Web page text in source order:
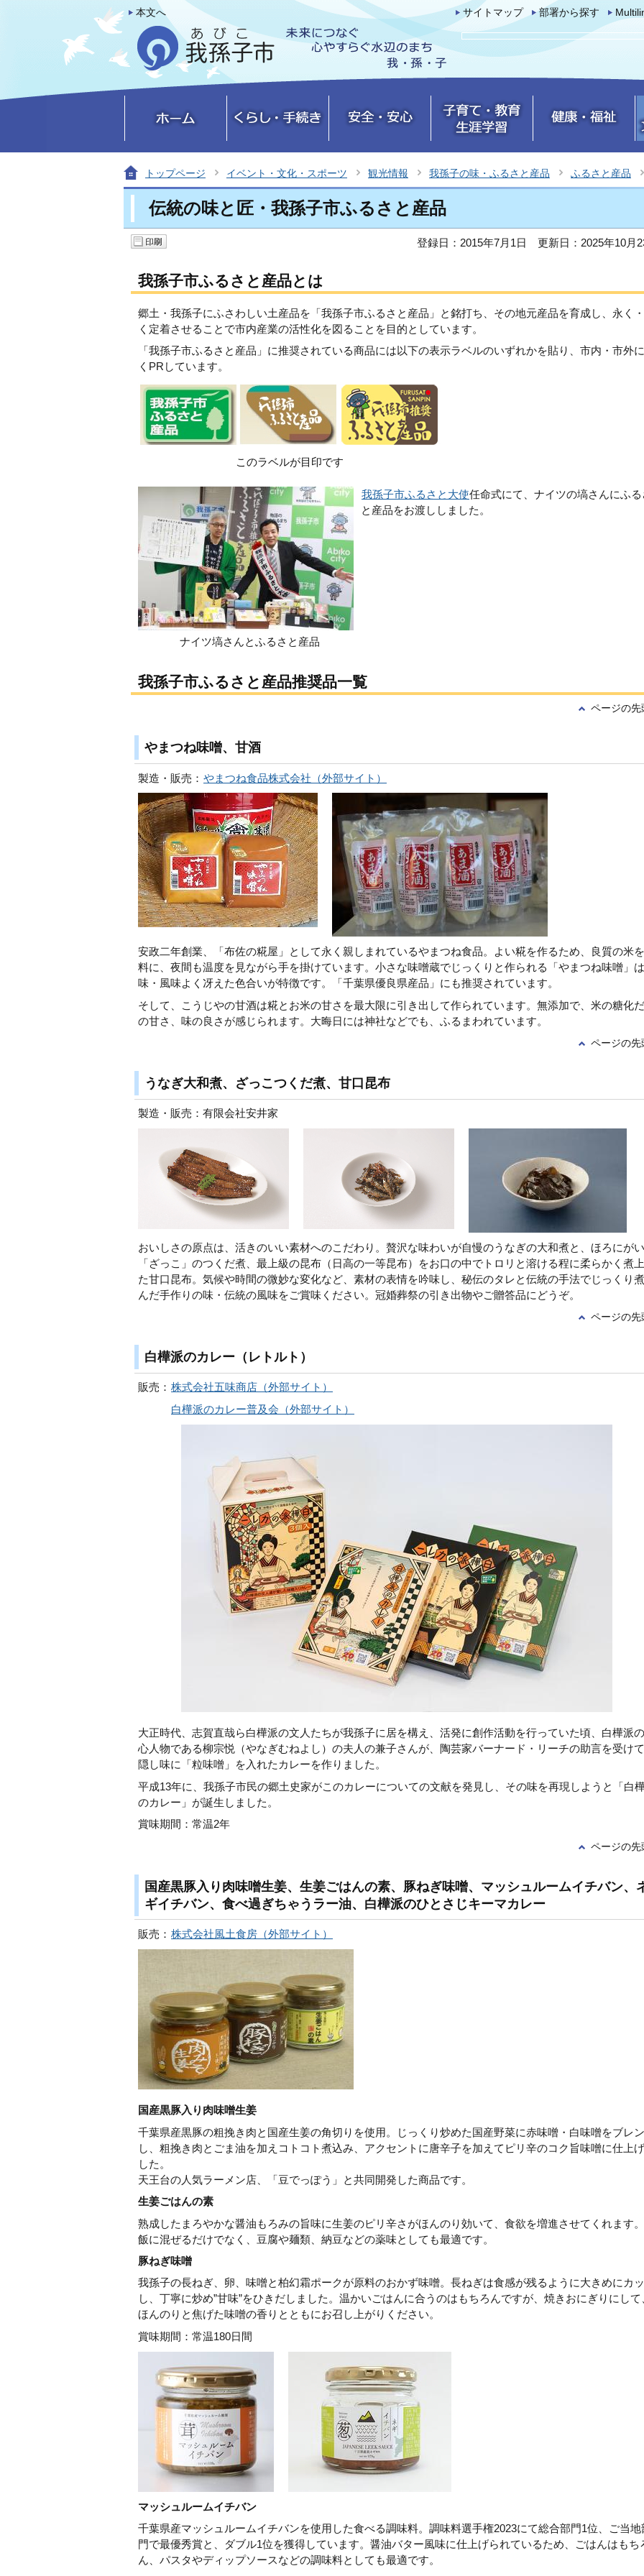
本文へ サイトマップ 部署から探す
トップページ イベント・文化・スポーツ 観光情報 我孫子の味・ふるさと産品 ふるさと産品
伝統の味と匠・我孫子市ふるさと産品
登録日：2015年7月1日 更新日：2025年10月
我孫子市ふるさと産品とは
郷土・我孫子にふさわしい土産品を「我孫子市ふるさと産品」と銘打ち、その地元産品を育成し、永く
く定着させることで市内産業の活性化を図ることを目的としています。
「我孫子市ふるさと産品」に推奨されている商品には以下の表示ラベルのいずれかを貼り、市内・市外
くPRしています。
このラベルが目印です
ナイツ塙さんとふるさと産品
我孫子市ふるさと大使任命式にて、ナイツの塙さんにふる
と産品をお渡ししました。
我孫子市ふるさと産品推奨品一覧
ページの先
やまつね味噌、甘酒
製造・販売： やまつね食品株式会社（外部サイト）
安政二年創業、「布佐の糀屋」として永く親しまれているやまつね食品。よい糀を作るため、良質の米
料に、夜間も温度を見ながら手を掛けています。小さな味噌蔵でじっくりと作られる「やまつね味噌」
味・風味よく冴えた色合いが特徴です。「千葉県優良県産品」にも推奨されています。
そして、こうじやの甘酒は糀とお米の甘さを最大限に引き出して作られています。無添加で、米の糖化
の甘さ、味の良さが感じられます。大晦日には神社などでも、ふるまわれています。
ページの先
うなぎ大和煮、ざっこつくだ煮、甘口昆布
製造・販売：有限会社安井家
おいしさの原点は、活きのいい素材へのこだわり。贅沢な味わいが自慢のうなぎの大和煮と、ほろにがい
「ざっこ」のつくだ煮、最上級の昆布（日高の一等昆布）をお口の中でトロリと溶ける程に柔らかく煮
た甘口昆布。気候や時間の微妙な変化など、素材の表情を吟味し、秘伝のタレと伝統の手法でじっくり
んだ手作りの味・伝統の風味をご賞味ください。冠婚葬祭の引き出物やご贈答品にどうぞ。
ページの先
白樺派のカレー（レトルト）
販売： 株式会社五味商店（外部サイト）
白樺派のカレー普及会（外部サイト）
大正時代、志賀直哉ら白樺派の文人たちが我孫子に居を構え、活発に創作活動を行っていた頃、白樺派
心人物である柳宗悦（やなぎむねよし）の夫人の兼子さんが、陶芸家バーナード・リーチの助言を受け
隠し味に「粒味噌」を入れたカレーを作りました。
平成13年に、我孫子市民の郷土史家がこのカレーについての文献を発見し、その味を再現しようと「白
のカレー」が誕生しました。
賞味期間：常温2年
ページの先
国産黒豚入り肉味噌生姜、生姜ごはんの素、豚ねぎ味噌、マッシュルームイチバン、
ギイチバン、食べ過ぎちゃうラー油、白樺派のひとさじキーマカレー
販売： 株式会社風土食房（外部サイト）
国産黒豚入り肉味噌生姜
千葉県産黒豚の粗挽き肉と国産生姜の角切りを使用。じっくり炒めた国産野菜に赤味噌・白味噌をブレ
し、粗挽き肉とごま油を加えコトコト煮込み、アクセントに唐辛子を加えてピリ辛のコク旨味噌に仕上
した。
天王台の人気ラーメン店、「豆でっぽう」と共同開発した商品です。
生姜ごはんの素
熟成したまろやかな醤油もろみの旨味に生姜のピリ辛さがほんのり効いて、食欲を増進させてくれます
飯に混ぜるだけでなく、豆腐や麺類、納豆などの薬味としても最適です。
豚ねぎ味噌
我孫子の長ねぎ、卵、味噌と柏幻霜ポークが原料のおかず味噌。長ねぎは食感が残るように大きめにカ
し、丁寧に炒め”甘味”をひきだしました。温かいごはんに合うのはもちろんですが、焼きおにぎりにして
ほんのりと焦げた味噌の香りとともにお召し上がりください。
賞味期間：常温180日間
マッシュルームイチバン
千葉県産マッシュルームイチバンを使用した食べる調味料。調味料選手権2023にて総合部門1位、ご当地
門で最優秀賞と、ダブル1位を獲得しています。醤油バター風味に仕上げられているため、ごはんはもち
ん、パスタやディップソースなどの調味料としても最適です。